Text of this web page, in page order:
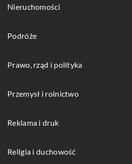
Nieruchomości
Podróże
Prawo, rząd i polityka
Przemysł i rolnictwo
Reklama i druk
Religia i duchowość